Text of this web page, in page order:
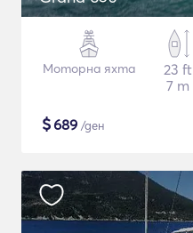
Моторна яхта
23 ft
7 m
$689 /ден